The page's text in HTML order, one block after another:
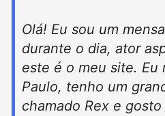
Olá! Eu sou um
durante o dia, ator
este é o meu site. Eu
Paulo, tenho um
chamado Rex e